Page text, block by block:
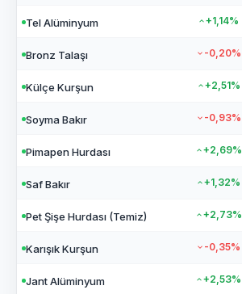
Tel Alüminyum +1,14%
Bronz Talaşı -0,20%
Külçe Kurşun +2,51%
Soyma Bakır -0,93%
Pimapen Hurdası +2,69%
Saf Bakır +1,32%
Pet Şişe Hurdası (Temiz) +2,73%
Karışık Kurşun -0,35%
Jant Alüminyum +2,53%